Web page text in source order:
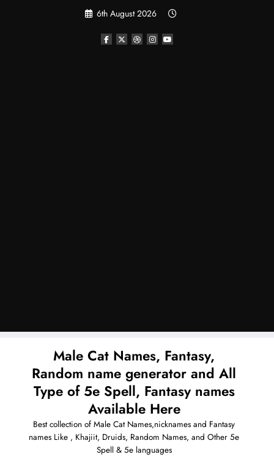
6th August 2026
Male Cat Names, Fantasy,
Random name generator and All
Type of 5e Spell, Fantasy names
Available Here
Best collection of Male Cat Names,nicknames and Fantasy
names Like , Khajiit, Druids, Random Names, and Other 5e
Spell & 5e languages